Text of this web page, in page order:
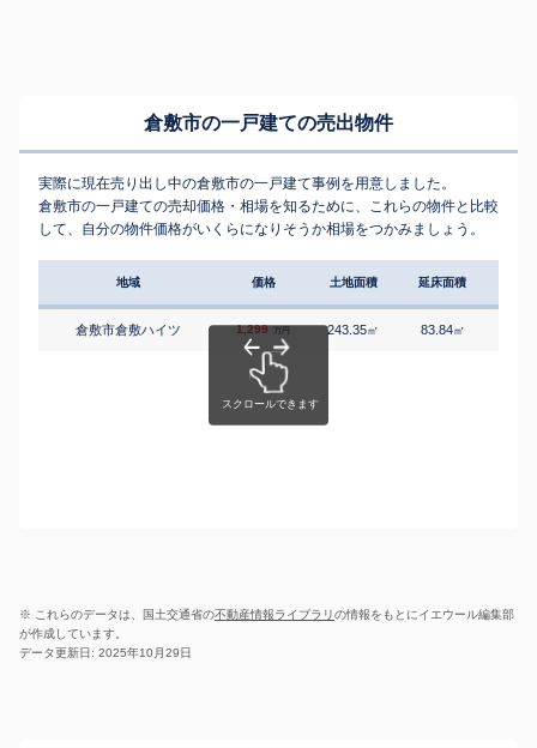
倉敷市の一戸建ての売出物件
実際に現在売り出し中の倉敷市の一戸建て事例を用意しました。
倉敷市の一戸建ての売却価格・相場を知るために、これらの物件と比較
して、自分の物件価格がいくらになりそうか相場をつかみましょう。
地域 価格 土地面積 延床面積
倉敷市倉敷ハイツ 1,299 万円 243.35㎡ 83.84㎡
※ これらのデータは、国土交通省の不動産情報ライブラリの情報をもとにイエウール編集部
が作成しています。
データ更新日: 2025年10月29日